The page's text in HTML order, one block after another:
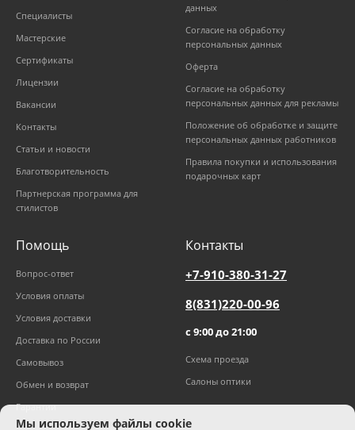
Специалисты
Мастерские
Сертификаты
Лицензии
Вакансии
Контакты
Статьи и новости
Благотворительность
Партнерская программа для
стилистов
данных
Согласие на обработку
персональных данных
Оферта
Согласие на обработку
персональных данных для рекламы
Положение об обработке и защите
персональных данных работников
Правила покупки и использования
подарочных карт
Помощь
Вопрос-ответ
Условия оплаты
Условия доставки
Доставка по России
Самовывоз
Обмен и возврат
Гарантии
Контакты
+7-910-380-31-27
8(831)220-00-96
с 9:00 до 21:00
Схема проезда
Салоны оптики
Мы используем файлы cookie